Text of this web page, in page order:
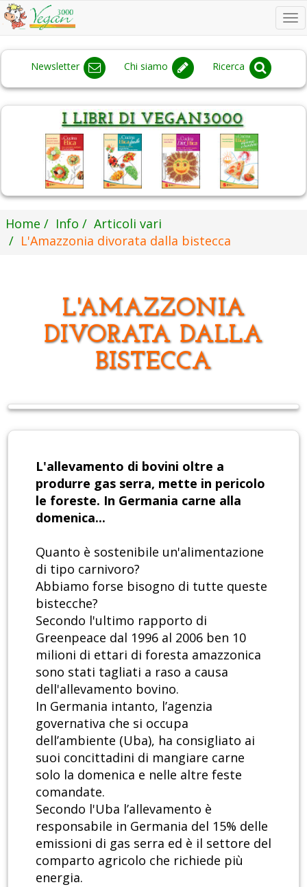
Newsletter Chi siamo Ricerca
Home Info
Articoli vari
L'Amazzonia divorata dalla bistecca
L'AMAZZONIA
DIVORATA DALLA
BISTECCA
L'allevamento di bovini oltre a
produrre gas serra, mette in pericolo
le foreste. In Germania carne alla
domenica...
Quanto è sostenibile un'alimentazione
di tipo carnivoro?
Abbiamo forse bisogno di tutte queste
bistecche?
Secondo l'ultimo rapporto di
Greenpeace dal 1996 al 2006 ben 10
milioni di ettari di foresta amazzonica
sono stati tagliati a raso a causa
dell'allevamento bovino.
In Germania intanto, l’agenzia
governativa che si occupa
dell’ambiente (Uba), ha consigliato ai
suoi concittadini di mangiare carne
solo la domenica e nelle altre feste
comandate.
Secondo l'Uba l’allevamento è
responsabile in Germania del 15% delle
emissioni di gas serra ed è il settore del
comparto agricolo che richiede più
energia.